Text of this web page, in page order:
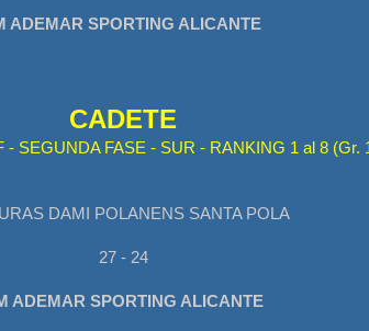
ADEMAR SPORTING ALICANTE
CADETE
- SEGUNDA FASE - SUR - RANKING 1 al 8 (Gr.
DAMI POLANENS SANTA POLA
27 - 24
ADEMAR SPORTING ALICANTE